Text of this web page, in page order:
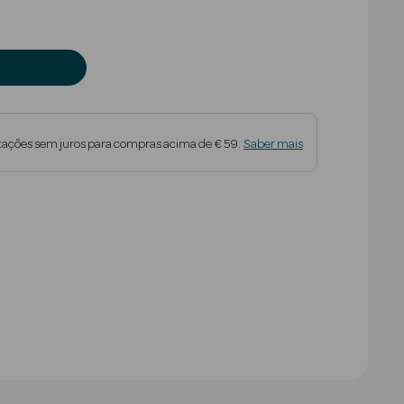
sem juros para compras acima de € 59. Saber mais